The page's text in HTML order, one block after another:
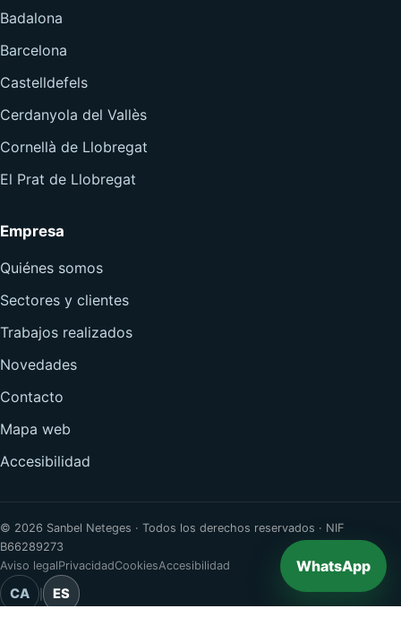
Badalona
Barcelona
Castelldefels
Cerdanyola del Vallès
Cornellà de Llobregat
El Prat de Llobregat
Empresa
Quiénes somos
Sectores y clientes
Trabajos realizados
Novedades
Contacto
Mapa web
Accesibilidad
© 2026 Sanbel Neteges · Todos los derechos reservados · NIF
B66289273
Aviso legalPrivacidadCookiesAccesibilidad
CA ES
WhatsApp